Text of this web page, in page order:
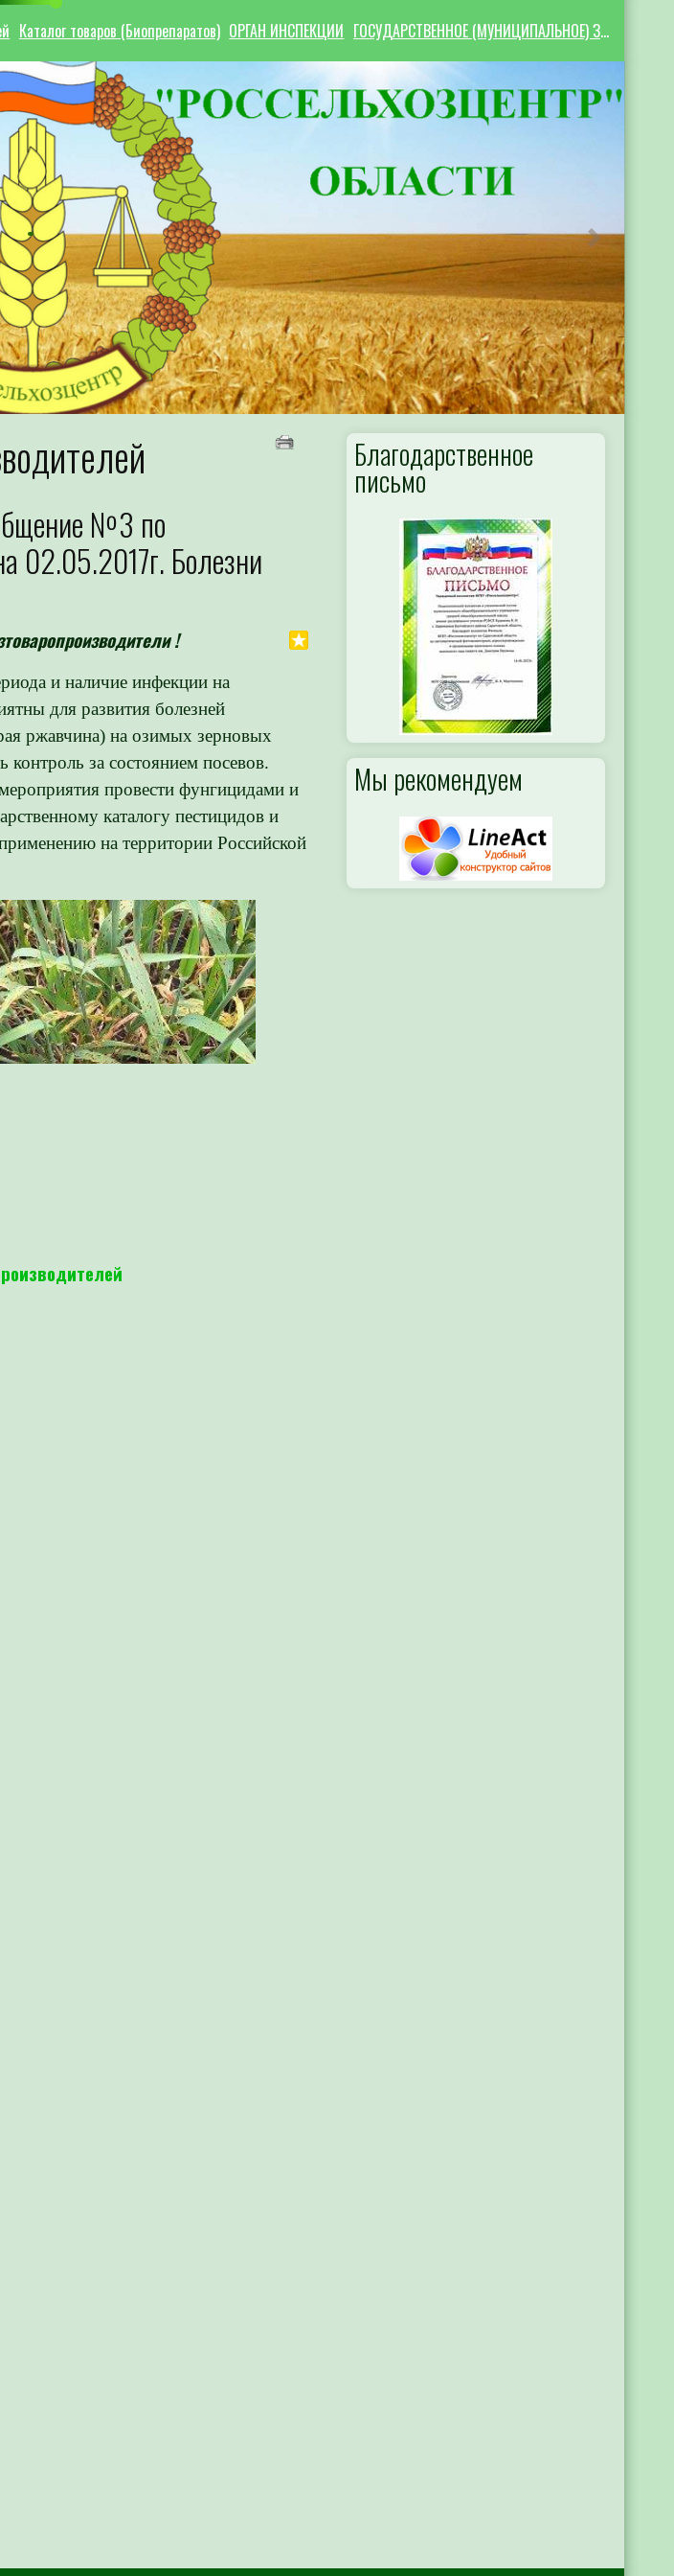
Каталог товаров (Биопрепаратов) ОРГАН ИНСПЕКЦИИ ГОСУДАРСТВЕННОЕ (МУНИЦИПАЛЬНОЕ) ЗАДАНИЕ
Следующий
№3 по
02.05.2017г. Болезни
!
и наличие инфекции на
для развития болезней
ржавчина) на озимых зерновых
контроль за состоянием посевов.
провести фунгицидами и
каталогу пестицидов и
на территории Российской
Благодарственное
письмо
Мы рекомендуем